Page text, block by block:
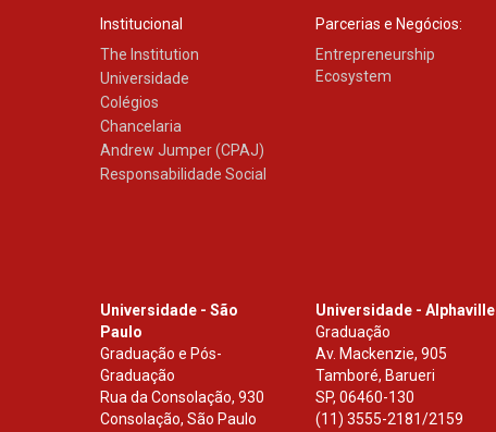
Institucional
The Institution
Universidade
Colégios
Chancelaria
Andrew Jumper (CPAJ)
Responsabilidade Social
Parcerias e Negócios:
Entrepreneurship
Ecosystem
Universidade - São
Paulo
Graduação e Pós-
Graduação
Rua da Consolação, 930
Consolação, São Paulo
Universidade - Alphaville
Graduação
Av. Mackenzie, 905
Tamboré, Barueri
SP,06460-130
(11) 3555-2181/2159